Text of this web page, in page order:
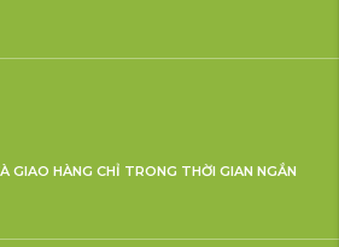
GIAO HÀNG CHỈ TRONG THỜI GIAN NGẮN